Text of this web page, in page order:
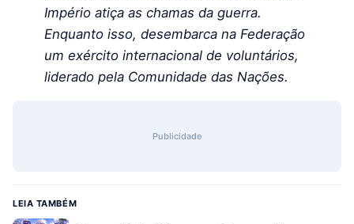
Império atiça as chamas da guerra.
Enquanto isso, desembarca na Federação
um exército internacional de voluntários,
liderado pela Comunidade das Nações.
Publicidade
LEIA TAMBÉM